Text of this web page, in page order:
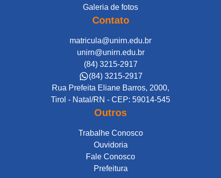
Galeria de fotos
Contato
matricula@unirn.edu.br
unirn@unirn.edu.br
(84) 3215-2917
(84) 3215-2917
Rua Prefeita Eliane Barros, 2000,
Tirol - Natal/RN - CEP: 59014-545
Outros
Trabalhe Conosco
Ouvidoria
Fale Conosco
Prefeitura